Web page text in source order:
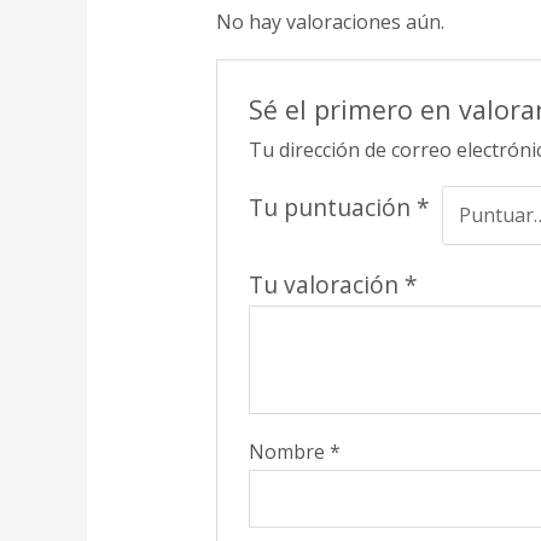
No hay valoraciones aún.
Sé el primero en
Tu dirección de correo
Tu puntuación *
Tu valoración *
Nombre*